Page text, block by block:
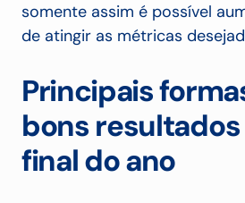
somente assim é possível
de atingir as métricas
Principais
bons
final do ano